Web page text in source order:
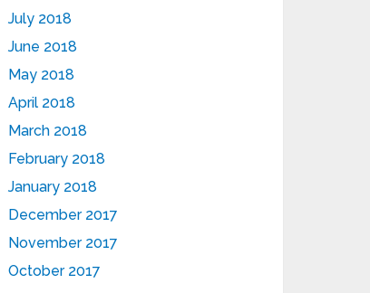
July 2018
June 2018
May 2018
April 2018
March 2018
February 2018
January 2018
December 2017
November 2017
October 2017